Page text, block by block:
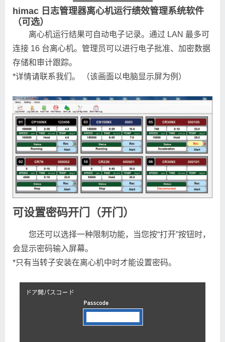
himac 日志管理器离心机运行绩效管理系统软件
（可选）
离心机运行结果可自动电子记录。通过 LAN 最多可
连接 16 台离心机。管理员可以进行电子批准、加密数据
存储和审计跟踪。
*详情请联系我们。 （该画面以电脑显示屏为例）
可设置密码开门（开门）
您还可以选择一种限制功能，当您按“打开”按钮时，
会显示密码输入屏幕。
*只有当转子安装在离心机中时才能设置密码。